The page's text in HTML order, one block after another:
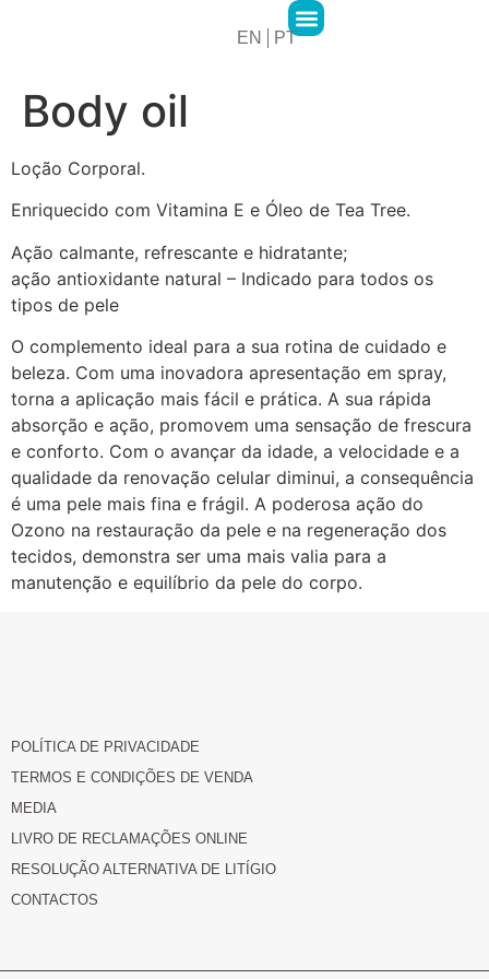
EN PT
Body oil
Loção Corporal.
Enriquecido com Vitamina E e Óleo de Tea Tree.
Ação calmante, refrescante e hidratante;
ação antioxidante natural – Indicado para todos os
tipos de pele
O complemento ideal para a sua rotina de cuidado e
beleza. Com uma inovadora apresentação em spray,
torna a aplicação mais fácil e prática. A sua rápida
absorção e ação, promovem uma sensação de frescura
e conforto. Com o avançar da idade, a velocidade e a
qualidade da renovação celular diminui, a consequência
é uma pele mais fina e frágil. A poderosa ação do
Ozono na restauração da pele e na regeneração dos
tecidos, demonstra ser uma mais valia para a
manutenção e equilíbrio da pele do corpo.
POLÍTICA DE PRIVACIDADE
TERMOS E CONDIÇÕES DE VENDA
MEDIA
LIVRO DE RECLAMAÇÕES ONLINE
RESOLUÇÃO ALTERNATIVA DE LITÍGIO
CONTACTOS